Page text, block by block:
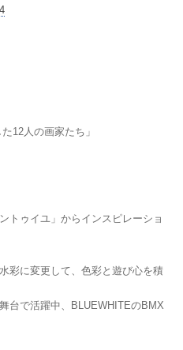
12人の画家たち」
トゥイユ」からインスピレーショ
彩に変更して、色彩と遊び心を積
台で活躍中、BLUEWHITEのBMX